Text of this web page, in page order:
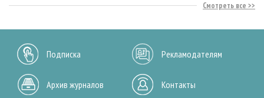
Смотреть все
Подписка Рекламодателям
Архив журналов Контакты